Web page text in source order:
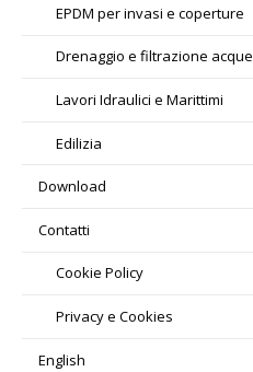
EPDM per invasi e coperture
Drenaggio e filtrazione acque
Lavori Idraulici e Marittimi
Edilizia
Download
Contatti
Cookie Policy
Privacy e Cookies
English